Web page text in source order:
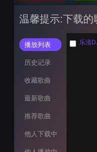
温馨提示:下载的
播放列表
历史记录
收藏歌曲
最新歌曲
推荐歌曲
他人下载中
乐清